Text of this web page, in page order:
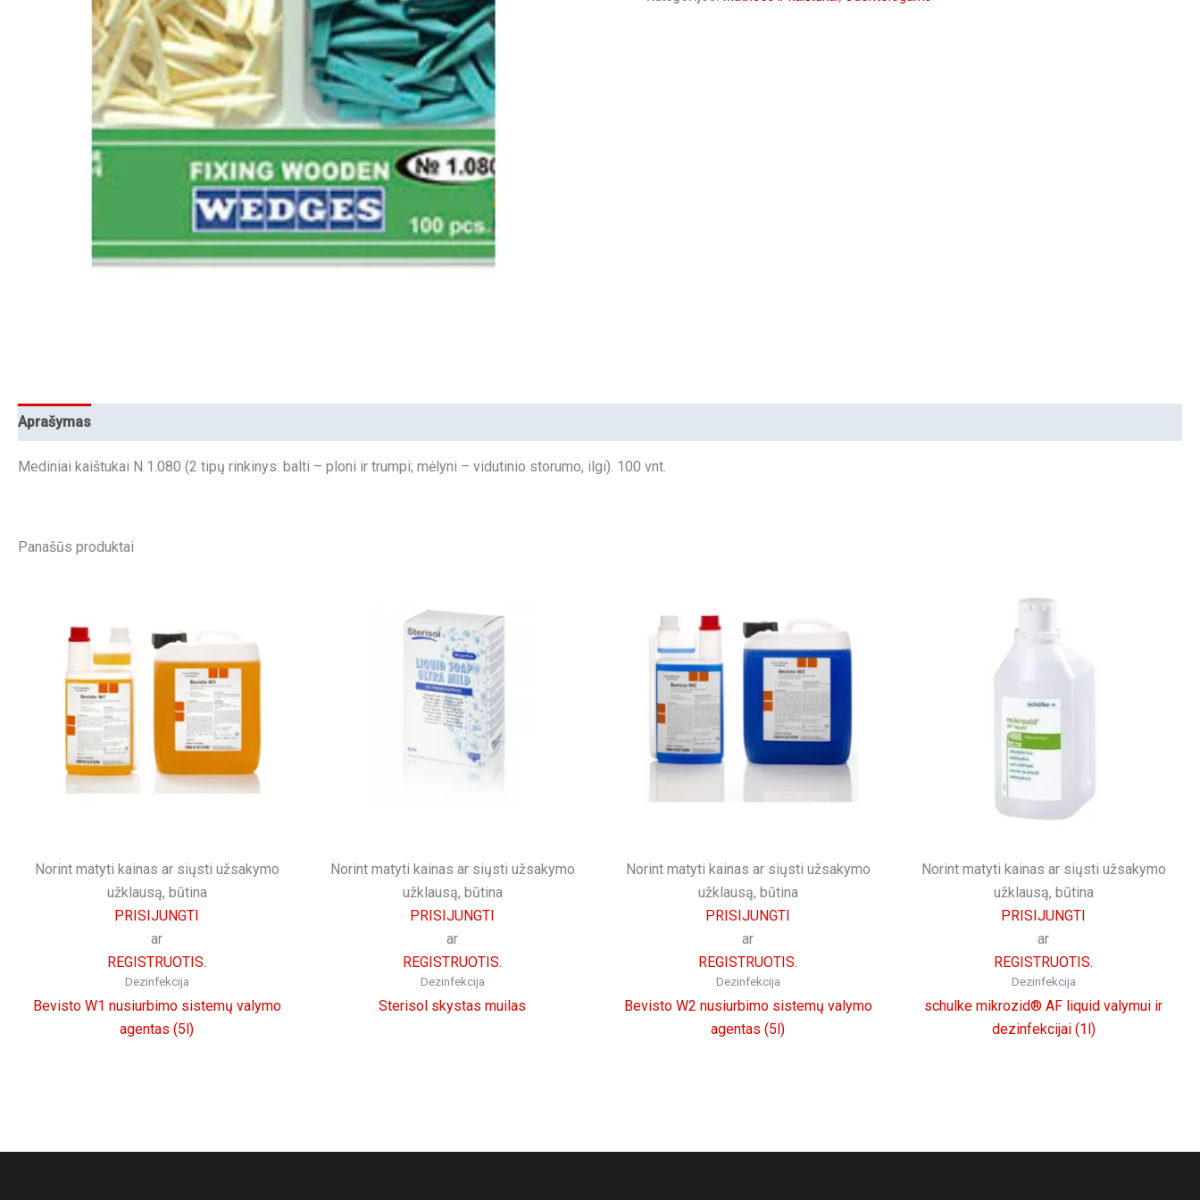
Aprašymas
Mediniai kaištukai N 1.080 (2 tipų rinkinys: balti – ploni ir trumpi; mėlyni – vidutinio storumo, ilgi). 100 vnt.
Panašūs produktai
Norint matyti kainas ar siųsti užsakymo
užklausą, būtina
PRISIJUNGTI
ar
REGISTRUOTIS.
Dezinfekcija
Bevisto W1 nusiurbimo sistemų valymo
agentas (5l)
Norint matyti kainas ar siųsti užsakymo
užklausą, būtina
PRISIJUNGTI
ar
REGISTRUOTIS.
Dezinfekcija
Sterisol skystas muilas
Norint matyti kainas ar siųsti užsakymo
užklausą, būtina
PRISIJUNGTI
ar
REGISTRUOTIS.
Dezinfekcija
Bevisto W2 nusiurbimo sistemų valymo
agentas (5l)
Norint matyti kainas ar siųsti užsakymo
užklausą, būtina
PRISIJUNGTI
ar
REGISTRUOTIS.
Dezinfekcija
schulke mikrozid® AF liquid valymui ir
dezinfekcijai (1l)